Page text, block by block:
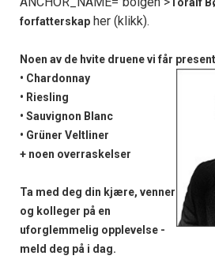
forfatterskap her (klikk).
Noen av de hvite druene vi får
• Chardonnay
• Riesling
• Sauvignon Blanc
• Grüner Veltliner
+ noen overraskelser
Ta med deg din kjære, venner
og kolleger på en
uforglemmelig opplevelse -
meld deg på i dag.